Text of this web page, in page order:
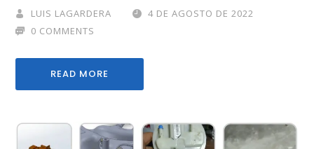
LUIS LAGARDERA
4 DE AGOSTO DE 2022
0 COMMENTS
READ MORE